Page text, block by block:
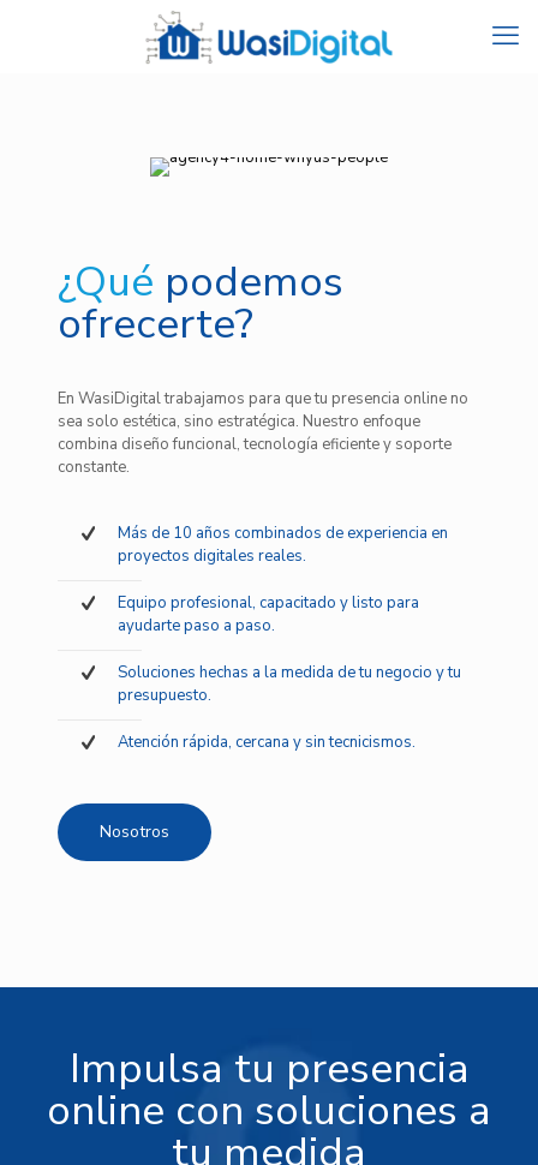
¿Qué podemos
ofrecerte?
En WasiDigital trabajamos para que tu presencia online no
sea solo estética, sino estratégica. Nuestro enfoque
combina diseño funcional, tecnología eficiente y soporte
constante.
Más de 10 años combinados de experiencia en
proyectos digitales reales.
Equipo profesional, capacitado y listo para
ayudarte paso a paso.
Soluciones hechas a la medida de tu negocio y tu
presupuesto.
Atención rápida, cercana y sin tecnicismos.
Nosotros
Impulsa tu presencia
online con soluciones a
tu medida